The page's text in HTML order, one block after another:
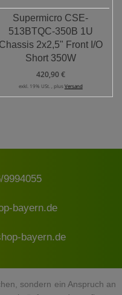
Supermicro CSE-
513BTQC-350B 1U
Chassis 2x2,5" Front I/O
Short 350W
420,90 €
exkl. 19% USt. , plus Versand
9994055
bayern.de
bayern.de
sondern ein Anspruch an